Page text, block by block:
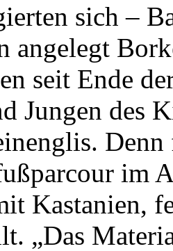
sich –
angelegt
seit Ende
Jungen des
im
Kastanien,
„Das